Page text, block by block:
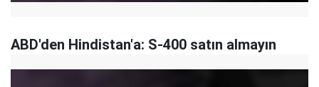
ABD'den Hindistan'a: S-400 satın almayın